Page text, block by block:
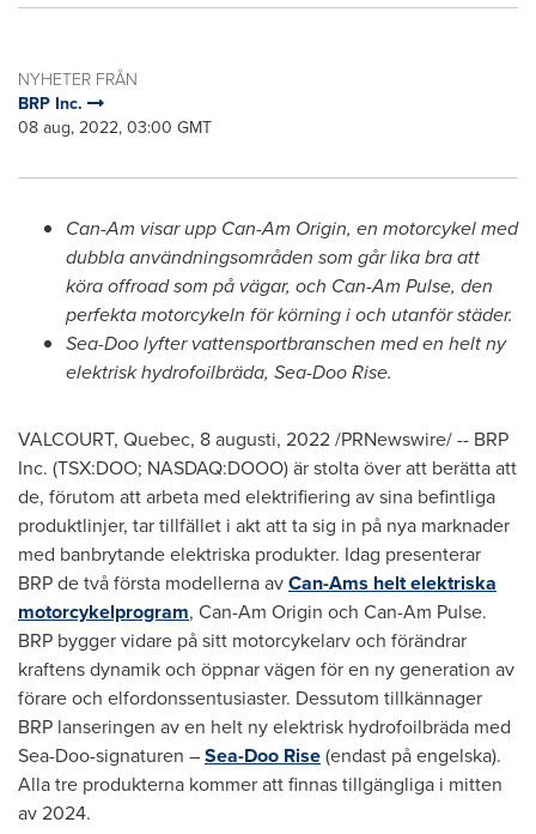
NYHETER FRÅN
BRP Inc.
08 aug, 2022, 03:00 GMT
Can-Am visar upp Can-Am Origin, en motorcykel med
dubbla användningsområden som går lika bra att
köra offroad som på vägar, och Can-Am Pulse, den
perfekta motorcykeln för körning i och utanför städer.
Sea-Doo lyfter vattensportbranschen med en helt ny
elektrisk hydrofoilbräda, Sea-Doo Rise.
VALCOURT, Quebec, 8 augusti, 2022/PRNewswire/ -- BRP
Inc. (TSX:DOO; NASDAQ:DOOO) är stolta över att berätta att
de, förutom att arbeta med elektrifiering av sina befintliga
produktlinjer, tar tillfället i akt att ta sig in på nya marknader
med banbrytande elektriska produkter. Idag presenterar
BRP de två första modellerna avCan-Ams helt elektriska
motorcykelprogram, Can-Am Origin och Can-Am Pulse.
BRP bygger vidare på sitt motorcykelarv och förändrar
kraftens dynamik och öppnar vägen för en ny generation av
förare och elfordonssentusiaster. Dessutom tillkännager
BRP lanseringen av en helt ny elektrisk hydrofoilbräda med
Sea-Doo-signaturen –Sea-Doo Rise(endast på engelska).
Alla tre produkterna kommer att finnas tillgängliga i mitten
av 2024.